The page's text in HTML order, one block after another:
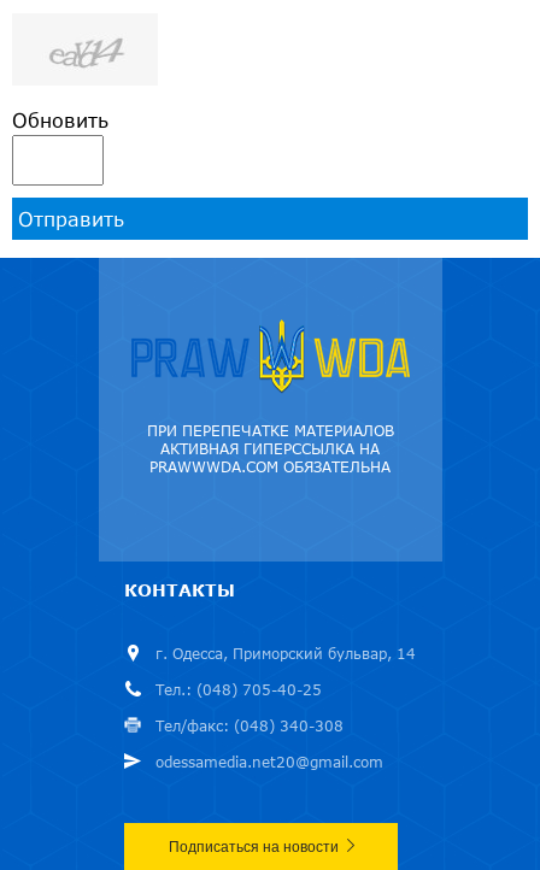
Обновить
Отправить
ПРИ ПЕРЕПЕЧАТКЕ МАТЕРИАЛОВ
АКТИВНАЯ ГИПЕРССЫЛКА НА
PRAWWWDA.COM ОБЯЗАТЕЛЬНА
КОНТАКТЫ
г. Одесса, Приморский бульвар, 14
Тел.: (048) 705-40-25
Тел/факс: (048) 340-308
odessamedia.net20@gmail.com
Подписаться на новости